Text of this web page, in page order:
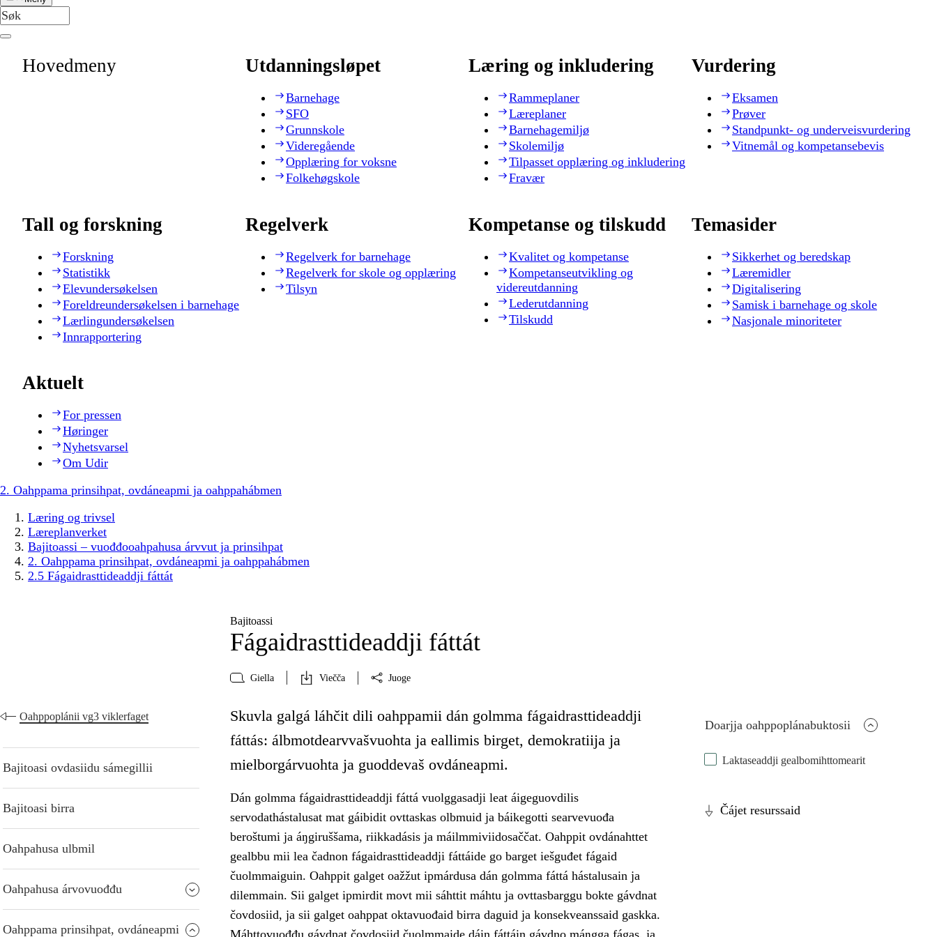
Hovedmeny Utdanningsløpet
Barnehage
SFO
Grunnskole
Videregående
Opplæring for voksne
Folkehøgskole
Læring og inkludering
Rammeplaner
Læreplaner
Barnehagemiljø
Skolemiljø
Tilpasset opplæring og inkludering
Fravær
Vurdering
Eksamen
Prøver
Standpunkt- og underveisvurdering
Vitnemål og kompetansebevis
Tall og forskning
Forskning
Statistikk
Elevundersøkelsen
Foreldreundersøkelsen i barnehage
Lærlingundersøkelsen
Innrapportering
Regelverk
Regelverk for barnehage
Regelverk for skole og opplæring
Tilsyn
Kompetanse og tilskudd
Kvalitet og kompetanse
Kompetanseutvikling og
videreutdanning
Lederutdanning
Tilskudd
Temasider
Sikkerhet og beredskap
Læremidler
Digitalisering
Samisk i barnehage og skole
Nasjonale minoriteter
Aktuelt
For pressen
Høringer
Nyhetsvarsel
Om Udir
2. Oahppama prinsihpat, ovdáneapmi ja oahppahábmen
Læring og trivsel
Læreplanverket
Bajitoassi – vuođđooahpahusa árvvut ja prinsihpat
2. Oahppama prinsihpat, ovdáneapmi ja oahppahábmen
2.5 Fágaidrasttideaddji fáttát
Bajitoassi
Fágaidrasttideaddji fáttát
Giella Viečča Juoge
Oahppoplánii vg3 viklerfaget
Bajitoasi ovdasiidu sámegillii
Bajitoasi birra
Oahpahusa ulbmil
Oahpahusa árvovuođđu
Oahppama prinsihpat, ovdáneapmi
Doarjja oahppoplánabuktosii
Laktaseaddji gealbomihttomearit
Čájet resurssaid
Skuvla galgá láhčit dili oahppamii dán golmma fágaidrasttideaddji
fáttás: álbmotdearvvašvuohta ja eallimis birget, demokratiija ja
mielborgárvuohta ja guoddevaš ovdáneapmi.
Dán golmma fágaidrasttideaddji fáttá vuolggasadji leat áigeguovdilis
servodathástalusat mat gáibidit ovttaskas olbmuid ja báikegotti searvevuođa
beroštumi ja áŋgiruššama, riikkadásis ja máilmmiviidosaččat. Oahppit ovdánahttet
gealbbu mii lea čadnon fágaidrasttideaddji fáttáide go barget iešguđet fágaid
čuolmmaiguin. Oahppit galget oažžut ipmárdusa dán golmma fáttá hástalusain ja
dilemmain. Sii galget ipmirdit movt mii sáhttit máhtu ja ovttasbarggu bokte gávdnat
čovdosiid, ja sii galget oahppat oktavuođaid birra daguid ja konsekveanssaid gaskka.